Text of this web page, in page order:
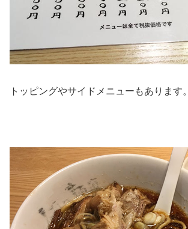
トッピングやサイドメニューもあります。